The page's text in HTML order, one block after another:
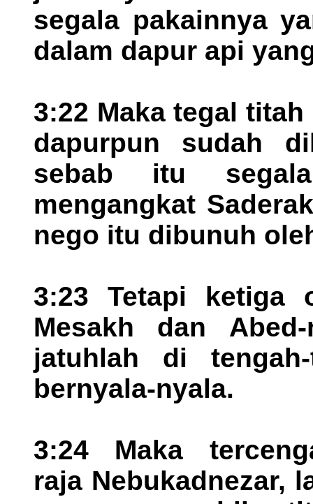
segala pakainnya
dalam dapur api
3:22 Maka tegal
dapurpun sudah
sebab itu
mengangkat
nego itu dibunuh
3:23 Tetapi ketiga
Mesakh dan
jatuhlah di
bernyala-nyala.
3:24 Maka
raja Nebukadnezar,